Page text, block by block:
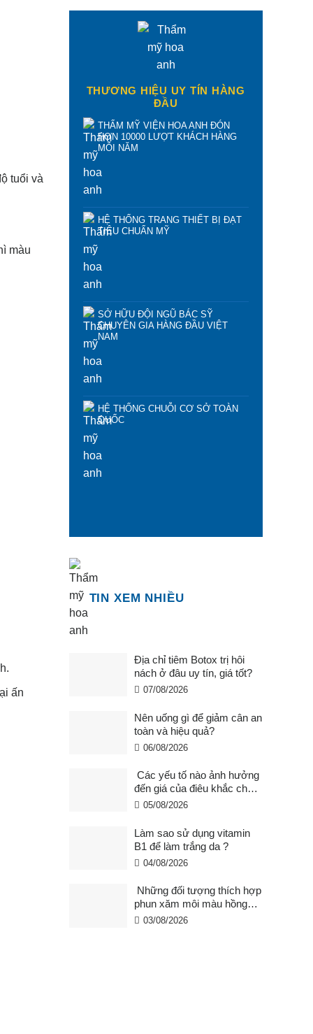
tuổi và
màu
ấn
THƯƠNG HIỆU UY TÍN HÀNG
ĐẦU
THẨM MỸ VIỆN HOA ANH ĐÓN
HƠN 10000 LƯỢT KHÁCH HÀNG
MỖI NĂM
HỆ THỐNG TRANG THIẾT BỊ ĐẠT
TIÊU CHUẨN MỸ
SỞ HỮU ĐỘI NGŨ BÁC SỸ
CHUYÊN GIA HÀNG ĐẦU VIỆT
NAM
HỆ THỐNG CHUỖI CƠ SỞ TOÀN
QUỐC
TIN XEM NHIỀU
Địa chỉ tiêm Botox trị hôi
nách ở đâu uy tín, giá tốt?
07/08/2026
Nên uống gì để giảm cân an
toàn và hiệu quả?
06/08/2026
Các yếu tố nào ảnh hưởng
đến giá của điêu khắc chân
mày ?
05/08/2026
Làm sao sử dụng vitamin
B1 để làm trắng da ?
04/08/2026
Những đối tượng thích hợp
phun xăm môi màu hồng
cam san hô?
03/08/2026